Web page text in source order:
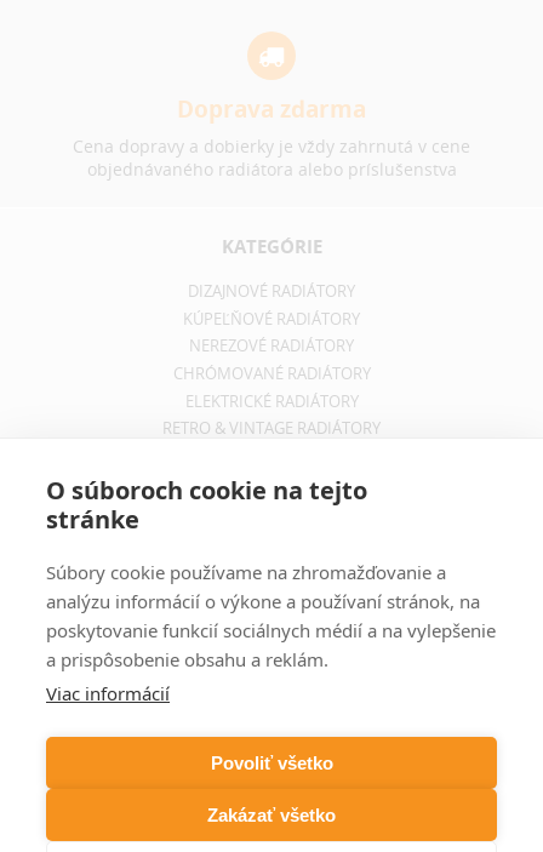
Doprava zdarma
Cena dopravy a dobierky je vždy zahrnutá v cene
objednávaného radiátora alebo príslušenstva
KATEGÓRIE
DIZAJNOVÉ RADIÁTORY
KÚPEĽŇOVÉ RADIÁTORY
NEREZOVÉ RADIÁTORY
CHRÓMOVANÉ RADIÁTORY
ELEKTRICKÉ RADIÁTORY
RETRO & VINTAGE RADIÁTORY
INFORMÁCIE O DOPRAVE
OCHRANA SÚKROMIA
Zadajte svoju e-mailovú adresu a budete vždy informovaný o
aktuálnych akciách, novinkách a zľavách z našej ponuky dizajnových
radiátorov.
O súboroch cookie na tejto
stránke
Súbory cookie používame na zhromažďovanie a
analýzu informácií o výkone a používaní stránok, na
poskytovanie funkcií sociálnych médií a na vylepšenie
a prispôsobenie obsahu a reklám.
Viac informácií
Povoliť všetko
Zakázať všetko